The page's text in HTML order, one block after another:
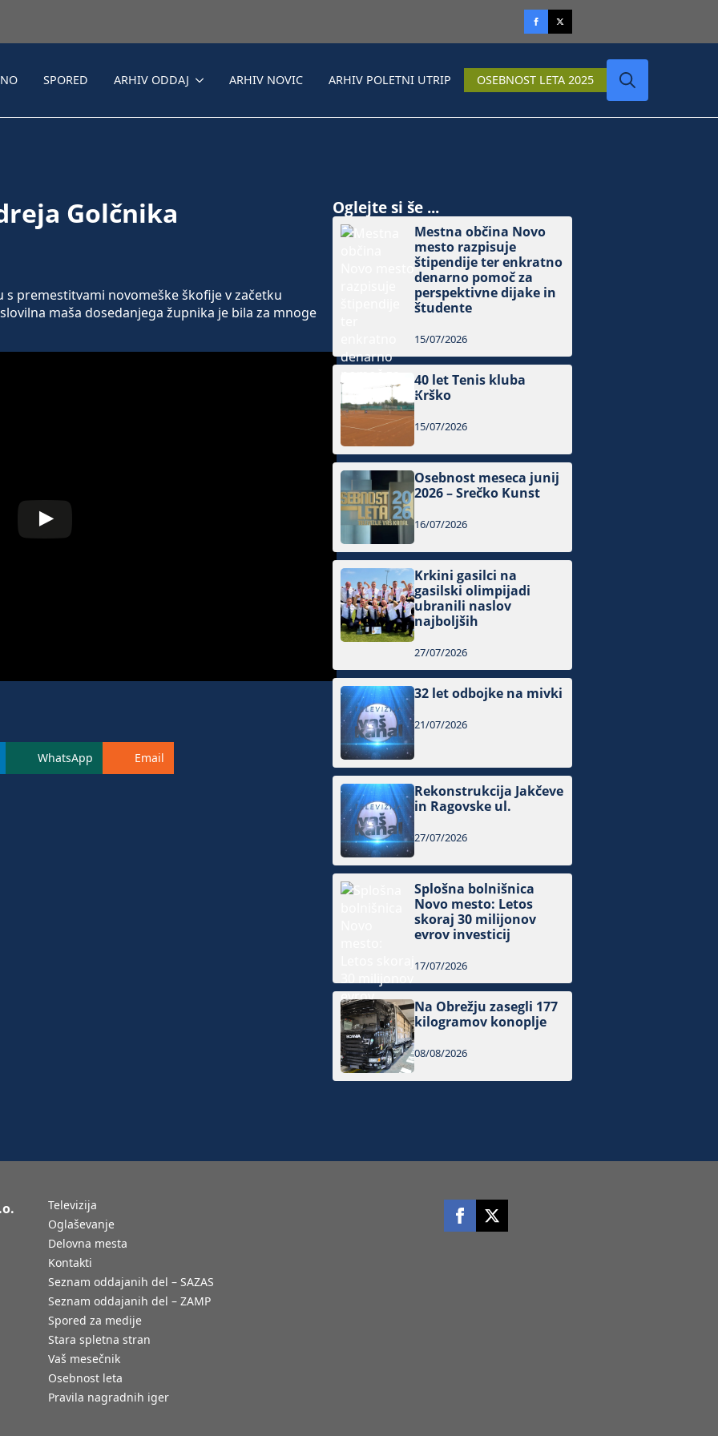
SPORED ARHIV ODDAJ ARHIV NOVIC ARHIV POLETNI UTRIP OSEBNOST LETA 2025
Golčnika
s premestitvami novomeške škofije v začetku
maša dosedanjega župnika je bila za mnoge
WhatsApp Email
Oglejte si še ...
Mestna občina Novo
mesto razpisuje
štipendije ter enkratno
denarno pomoč za
perspektivne dijake in
študente
15/07/2026
40 let Tenis kluba
Krško
15/07/2026
Osebnost meseca junij
2026 – Srečko Kunst
16/07/2026
Krkini gasilci na
gasilski olimpijadi
ubranili naslov
najboljših
27/07/2026
32 let odbojke na mivki
21/07/2026
Rekonstrukcija Jakčeve
in Ragovske ul.
27/07/2026
Splošna bolnišnica
Novo mesto: Letos
skoraj 30 milijonov
evrov investicij
17/07/2026
Na Obrežju zasegli 177
kilogramov konoplje
08/08/2026
Televizija
Oglaševanje
Delovna mesta
Kontakti
Seznam oddajanih del – SAZAS
Seznam oddajanih del – ZAMP
Spored za medije
Stara spletna stran
Vaš mesečnik
Osebnost leta
Pravila nagradnih iger